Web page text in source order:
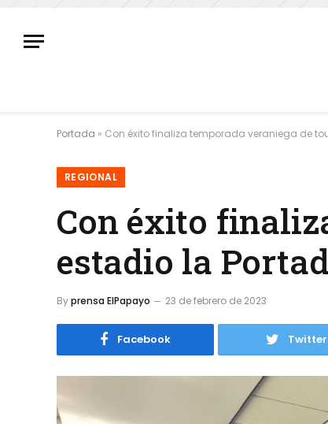
Portada » Con éxito finaliza temporada veraniega de
REGIONAL
Con éxito
estadio la
Byprensa ElPapayo 23 de febrero de 2023
Facebook Twitter